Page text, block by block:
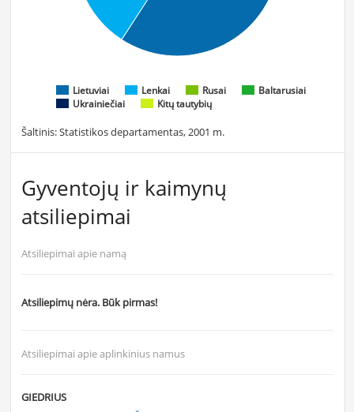
Lietuviai Lenkai Rusai
Baltarusiai
Ukrainiečiai
Kitų tautybių
Šaltinis: Statistikos departamentas, 2001 m.
Gyventojų ir kaimynų
atsiliepimai
Atsiliepimai apie namą
Atsiliepimų nėra. Būk pirmas!
Atsiliepimai apie aplinkinius namus
GIEDRIUS